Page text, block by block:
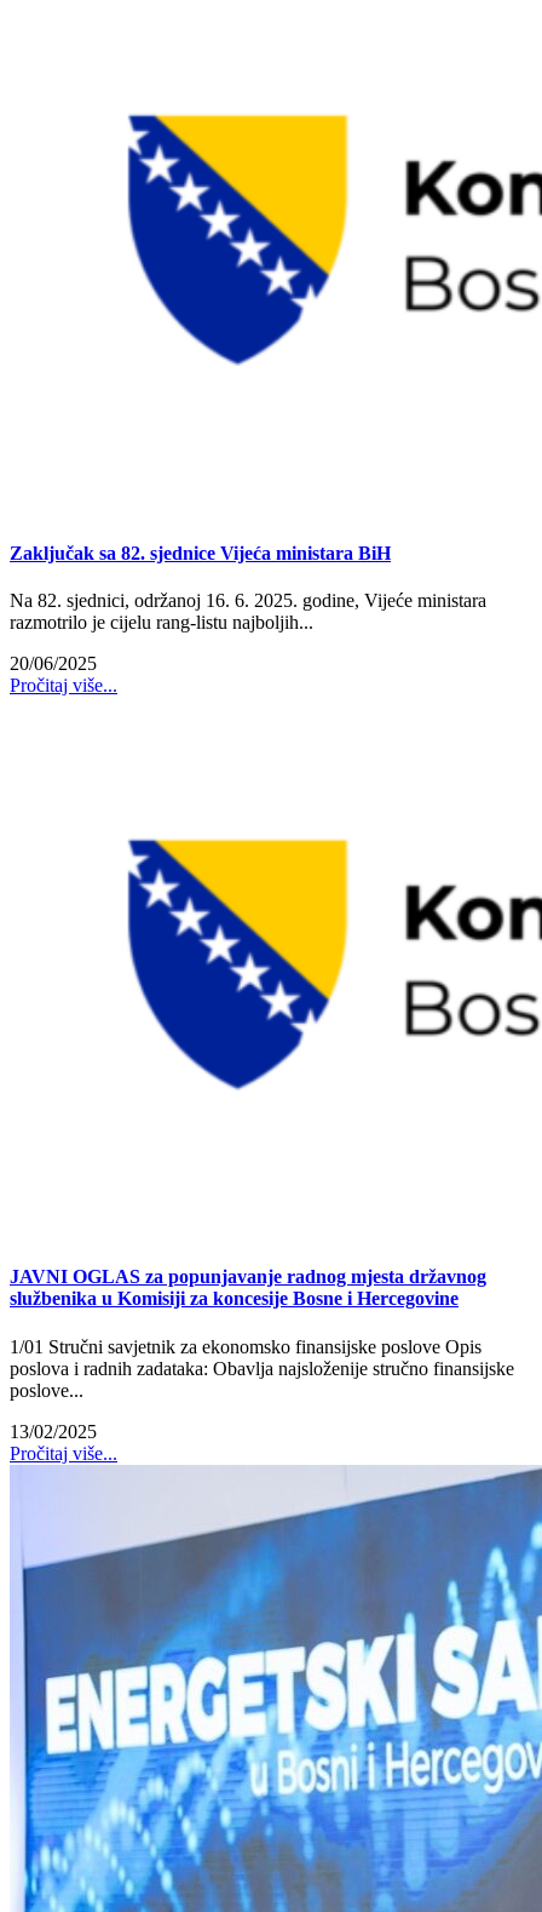
Zaključak sa 82. sjednice Vijeća ministara BiH
Na 82. sjednici, održanoj 16. 6. 2025. godine, Vijeće ministara
razmotrilo je cijelu rang-listu najboljih...
20/06/2025
Pročitaj više...
JAVNI OGLAS za popunjavanje radnog mjesta državnog
službenika u Komisiji za koncesije Bosne i Hercegovine
1/01 Stručni savjetnik za ekonomsko finansijske poslove Opis
poslova i radnih zadataka: Obavlja najsloženije stručno finansijske
poslove...
13/02/2025
Pročitaj više...